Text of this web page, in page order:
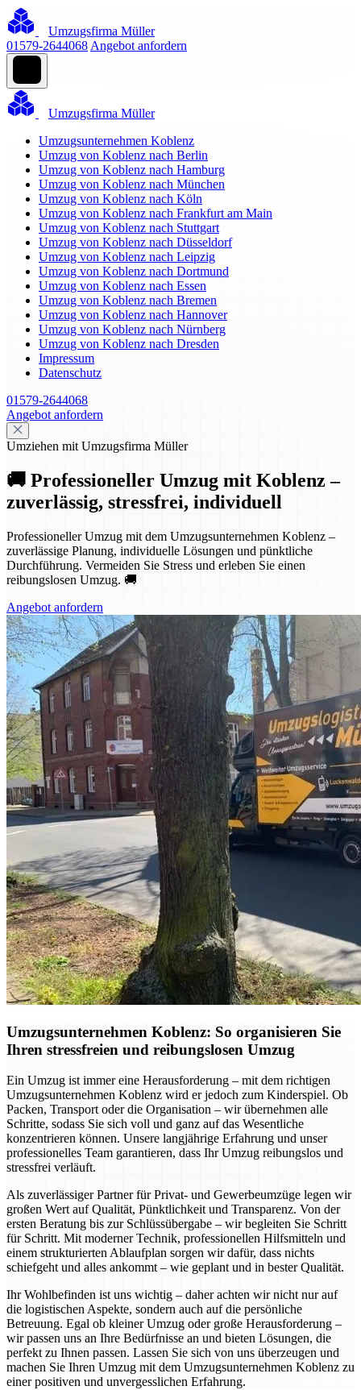
Umzugsfirma Müller
01579-2644068 Angebot anfordern
Umzugsfirma Müller
Umzugsunternehmen Koblenz
Umzug von Koblenz nach Berlin
Umzug von Koblenz nach Hamburg
Umzug von Koblenz nach München
Umzug von Koblenz nach Köln
Umzug von Koblenz nach Frankfurt am Main
Umzug von Koblenz nach Stuttgart
Umzug von Koblenz nach Düsseldorf
Umzug von Koblenz nach Leipzig
Umzug von Koblenz nach Dortmund
Umzug von Koblenz nach Essen
Umzug von Koblenz nach Bremen
Umzug von Koblenz nach Hannover
Umzug von Koblenz nach Nürnberg
Umzug von Koblenz nach Dresden
Impressum
Datenschutz
01579-2644068
Angebot anfordern
Umziehen mit Umzugsfirma Müller
🚚 Professioneller Umzug mit Koblenz –
zuverlässig, stressfrei, individuell
Professioneller Umzug mit dem Umzugsunternehmen Koblenz –
zuverlässige Planung, individuelle Lösungen und pünktliche
Durchführung. Vermeiden Sie Stress und erleben Sie einen
reibungslosen Umzug. 🚚
Angebot anfordern
Umzugsunternehmen Koblenz: So organisieren Sie
Ihren stressfreien und reibungslosen Umzug
Ein Umzug ist immer eine Herausforderung – mit dem richtigen
Umzugsunternehmen Koblenz wird er jedoch zum Kinderspiel. Ob
Packen, Transport oder die Organisation – wir übernehmen alle
Schritte, sodass Sie sich voll und ganz auf das Wesentliche
konzentrieren können. Unsere langjährige Erfahrung und unser
professionelles Team garantieren, dass Ihr Umzug reibungslos und
stressfrei verläuft.
Als zuverlässiger Partner für Privat- und Gewerbeumzüge legen wir
großen Wert auf Qualität, Pünktlichkeit und Transparenz. Von der
ersten Beratung bis zur Schlüssübergabe – wir begleiten Sie Schritt
für Schritt. Mit moderner Technik, professionellen Hilfsmitteln und
einem strukturierten Ablaufplan sorgen wir dafür, dass nichts
schiefgeht und alles ankommt – wie geplant und in bester Qualität.
Ihr Wohlbefinden ist uns wichtig – daher achten wir nicht nur auf
die logistischen Aspekte, sondern auch auf die persönliche
Betreuung. Egal ob kleiner Umzug oder große Herausforderung –
wir passen uns an Ihre Bedürfnisse an und bieten Lösungen, die
perfekt zu Ihnen passen. Lassen Sie sich von uns überzeugen und
machen Sie Ihren Umzug mit dem Umzugsunternehmen Koblenz zu
einer positiven und unvergesslichen Erfahrung.